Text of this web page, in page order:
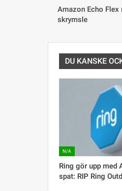
Amazon Echo
skrymsle
DU KANSKE
N/A
Ring gör upp med
spat: RIP Ring